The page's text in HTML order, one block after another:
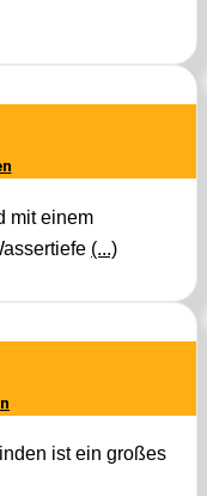
mit einem
(...)
ist ein großes